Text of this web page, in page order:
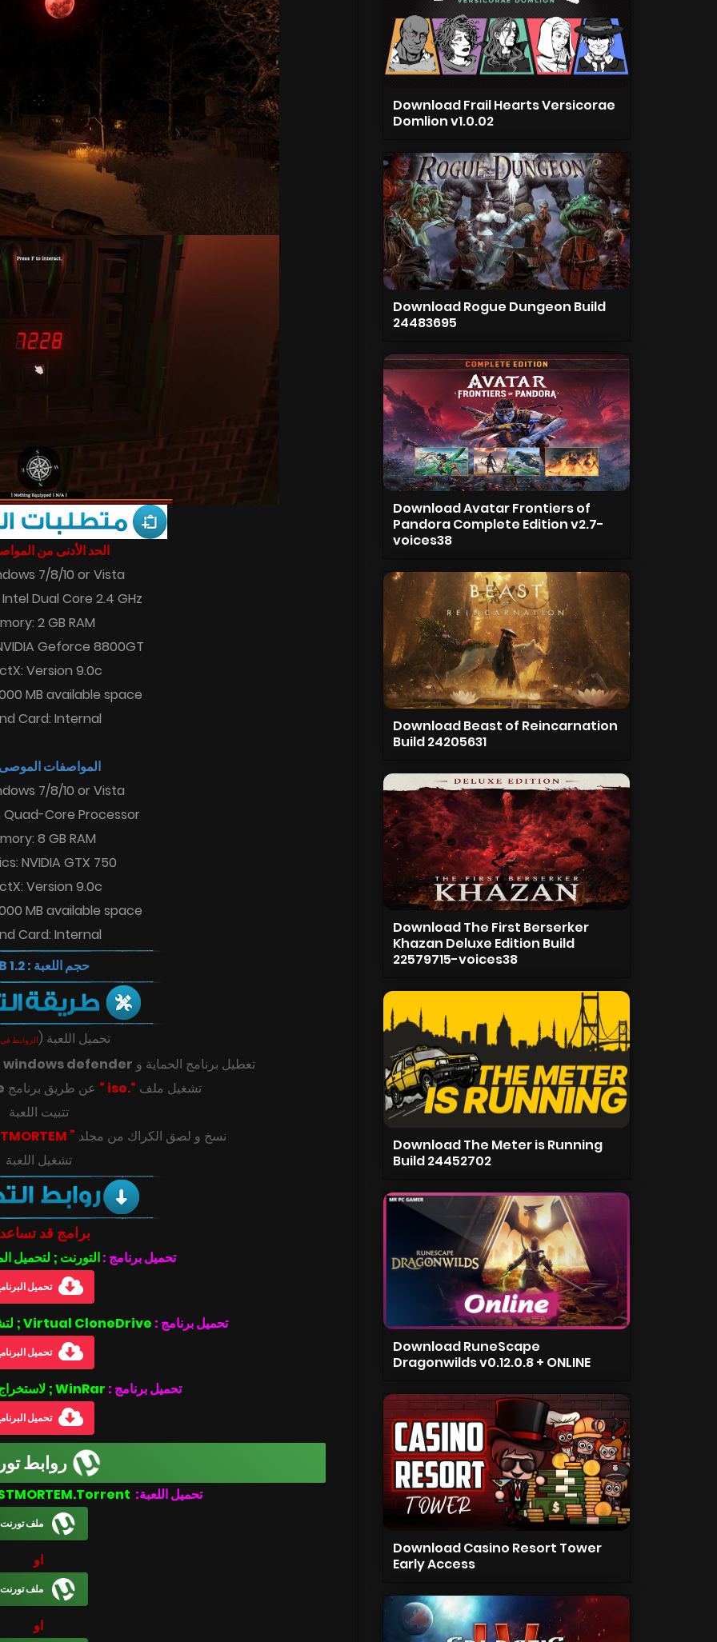
الحد الأدنى من
7/8/10 or Vista
Dual Core 2.4 GHz
2 GB RAM
Geforce 8800GT
Version 9.0c
MB available space
Card: Internal
المواصفات الموصى
7/8/10 or Vista
Quad-Core Processor
8 GB RAM
NVIDIA GTX 750
Version 9.0c
MB available space
Card: Internal
حجم اللعبة : 1.2 GB
تحميل اللعبة (الروابط
تعطيل برنامج الحماية و windows defender
تشغيل ملف “.iso “ عن طريق برنامج
تتبيت اللعبة
‎‫نسخ و لصق الكراك من مجلد ” POSTMORTEM “
تشغيل اللعبة
برامج قد
تحميل برنامج :التورنت ; لتحميل
تحميل
تحميل برنامج : Virtual CloneDrive ; لتشغيل ملفات بصيغة الأيزو .iso
تحميل
تحميل برنامج : WinRar ; لاستخراج الملفات المضغوطة
تحميل
روابط
تحميل اللعبة:
ملف تورنت
او
ملف تورنت
او
Download Frail Hearts Versicorae
Domlion v1.0.02
Download Rogue Dungeon Build
24483695
Download Avatar Frontiers of
Pandora Complete Edition v2.7-
voices38
Download Beast of Reincarnation
Build 24205631
Download The First Berserker
Khazan Deluxe Edition Build
22579715-voices38
Download The Meter is Running
Build 24452702
Download RuneScape
Dragonwilds v0.12.0.8 + ONLINE
Download Casino Resort Tower
Early Access